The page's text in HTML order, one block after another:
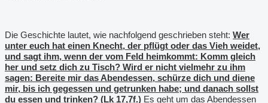
Die Geschichte lautet, wie nachfolgend geschrieben steht: Wer
unter euch hat einen Knecht, der pflügt oder das Vieh weidet,
und sagt ihm, wenn der vom Feld heimkommt: Komm gleich
her und setz dich zu Tisch? Wird er nicht vielmehr zu ihm
sagen: Bereite mir das Abendessen, schürze dich und diene
mir, bis ich gegessen und getrunken habe; und danach sollst
du essen und trinken? (Lk 17,7f.) Es geht um das Abendessen